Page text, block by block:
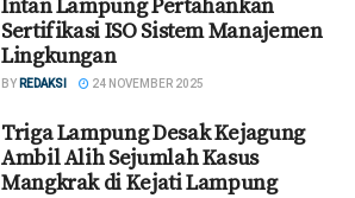
Intan Lampung Pertahankan
Sertifikasi ISO Sistem Manajemen
Lingkungan
BY REDAKSI 24 NOVEMBER 2025
Triga Lampung Desak Kejagung
Ambil Alih Sejumlah Kasus
Mangkrak di Kejati Lampung